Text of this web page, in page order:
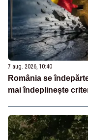
7 aug. 2026, 10:40
România se
mai îndeplinește